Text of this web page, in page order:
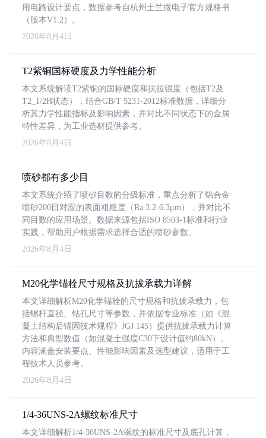
用电路设计要点，数据参考自杭州士兰微电子官方规格书
（版本V1.2）。
2026年8月4日
T2紫铜国标硬度及力学性能分析
本文系统解读T2紫铜的国标硬度和抗拉强度（包括T2及
T2_1/2H状态），结合GB/T 5231-2012标准数据，详细分
析其力学性能指标及影响因素，并对比不同状态下的金属
特性差异，为工业选材提供参考。
2026年8月4日
喷砂都有多少目
本文系统介绍了喷砂目数的分级标准，重点分析了铝合金
喷砂200目对应的表面粗糙度（Ra 3.2-6.3μm），并对比不
同目数的应用场景。数据来源包括ISO 8503-1标准和行业
实践，帮助用户根据需求选择合适的喷砂参数。
2026年8月4日
M20化学锚栓尺寸规格及抗拔承载力详解
本文详细解析M20化学锚栓的尺寸规格和抗拔承载力，包
括螺杆直径、钻孔尺寸等参数，并依据专业标准（如《混
凝土结构后锚固技术规程》JGJ 145）提供抗拔承载力计算
方法和典型数值（如混凝土强度C30下设计值约80kN）。
内容涵盖安装要点、性能影响因素及选型建议，适用于工
程技术人员参考。
2026年8月4日
1/4-36UNS-2A螺纹标准尺寸
本文详细解析1/4-36UNS-2A螺纹的标准尺寸及底孔计算，